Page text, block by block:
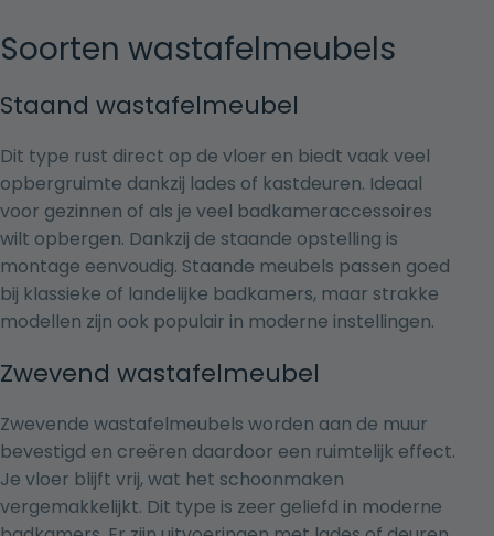
Soorten wastafelmeubels
Staand wastafelmeubel
Dit type rust direct op de vloer en biedt vaak veel
opbergruimte dankzij lades of kastdeuren. Ideaal
voor gezinnen of als je veel badkameraccessoires
wilt opbergen. Dankzij de staande opstelling is
montage eenvoudig. Staande meubels passen goed
bij klassieke of landelijke badkamers, maar strakke
modellen zijn ook populair in moderne instellingen.
Zwevend wastafelmeubel
Zwevende wastafelmeubels worden aan de muur
bevestigd en creëren daardoor een ruimtelijk effect.
Je vloer blijft vrij, wat het schoonmaken
vergemakkelijkt. Dit type is zeer geliefd in moderne